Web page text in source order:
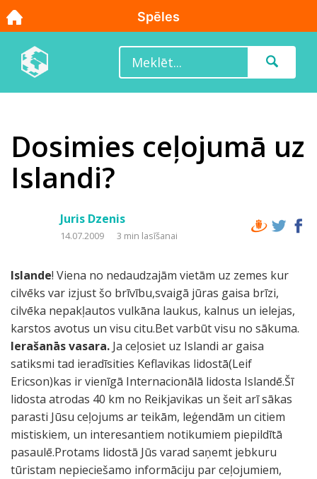
Dosimies ceļojumā uz
Islandi?
Juris Dzenis
14.07.2009 3 min lasīšanai
Islande! Viena no nedaudzajām vietām uz zemes kur
cilvēks var izjust šo brīvību,svaigā jūras gaisa brīzi,
cilvēka nepakļautos vulkāna laukus, kalnus un ielejas,
karstos avotus un visu citu.Bet varbūt visu no sākuma.
Ierašanās vasara. Ja ceļosiet uz Islandi ar gaisa
satiksmi tad ieradīsities Keflavikas lidostā(Leif
Ericson)kas ir vienīgā Internacionālā lidosta Islandē.Šī
lidosta atrodas 40 km no Reikjavikas un šeit arī sākas
parasti Jūsu ceļojums ar teikām, leģendām un citiem
mistiskiem, un interesantiem notikumiem piepildītā
pasaulē.Protams lidostā Jūs varad saņemt jebkuru
tūristam nepieciešamo informāciju par ceļojumiem,